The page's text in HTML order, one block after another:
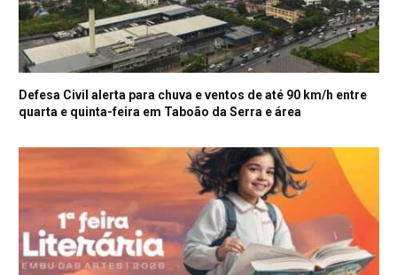
Defesa Civil alerta para chuva e ventos de até 90 km/h entre
quarta e quinta-feira em Taboão da Serra e área